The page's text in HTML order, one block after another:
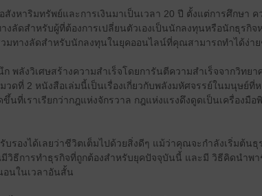
งหาริมทรัพย์และการเงินมาเป็นเวลา 20 ปี ตั้งแต่การศึกษา
งลัดสำหรับผู้ที่ต้องการเปลี่ยนตัวเองเป็นนักลงทุนหรือนักธุรกิ
มทางลัดสำหรับนักลงทุนในยุคออนไลน์ที่คุณสามารถทำได้ง่า
พลังวิเศษสร้างความสำเร็จโดยการันตีความสำเร็จจากวิทย
วดที่ 2 หนังสือเล่มนี้เป็นเรื่องเกี่ยวกับพลังมหัศจรรย์ในมนุษย์ที่
ที่เราเรียกว่ากฎแห่งจักรวาล กฎแห่งแรงดึงดูดเป็นเครื่องมือ
รองได้เลยว่าชีวิตเต็มไปด้วยสิ่งดีๆ แม้ว่าคุณจะกำลังเริ่มต้น
วิธีการทำธุรกิจที่ถูกต้องสำหรับยุคปัจจุบันนี้ และมี วิธีคิดนำพ
อนในเวลาอันสั้น